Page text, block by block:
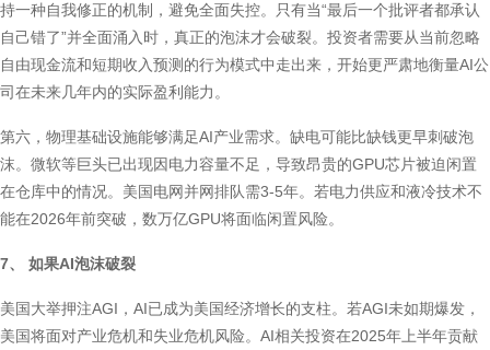
持一种自我修正的机制，避免全面失控。只有当“最后一个批评者都承认
自己错了”并全面涌入时，真正的泡沫才会破裂。投资者需要从当前忽略
自由现金流和短期收入预测的行为模式中走出来，开始更严肃地衡量AI公
司在未来几年内的实际盈利能力。
第六，物理基础设施能够满足AI产业需求。缺电可能比缺钱更早刺破泡
沫。微软等巨头已出现因电力容量不足，导致昂贵的GPU芯片被迫闲置
在仓库中的情况。美国电网并网排队需3-5年。若电力供应和液冷技术不
能在2026年前突破，数万亿GPU将面临闲置风险。
7、 如果AI泡沫破裂
美国大举押注AGI，AI已成为美国经济增长的支柱。若AGI未如期爆发，
美国将面对产业危机和失业危机风险。AI相关投资在2025年上半年贡献